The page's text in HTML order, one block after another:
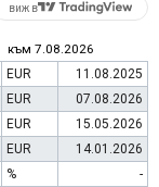
виж в
към 7.08.2026
EUR
11.08.2025
EUR
07.08.2026
EUR
15.05.2026
EUR
14.01.2026
%
-